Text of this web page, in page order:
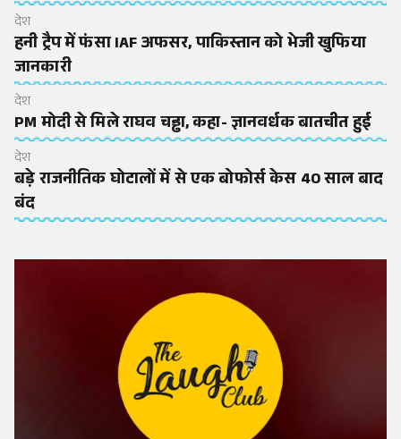
देश
हनी ट्रैप में फंसा IAF अफसर, पाकिस्तान को भेजी खुफिया
जानकारी
देश
PM मोदी से मिले राघव चड्ढा, कहा- ज्ञानवर्धक बातचीत हुई
देश
बड़े राजनीतिक घोटालों में से एक बोफोर्स केस 40 साल बाद
बंद